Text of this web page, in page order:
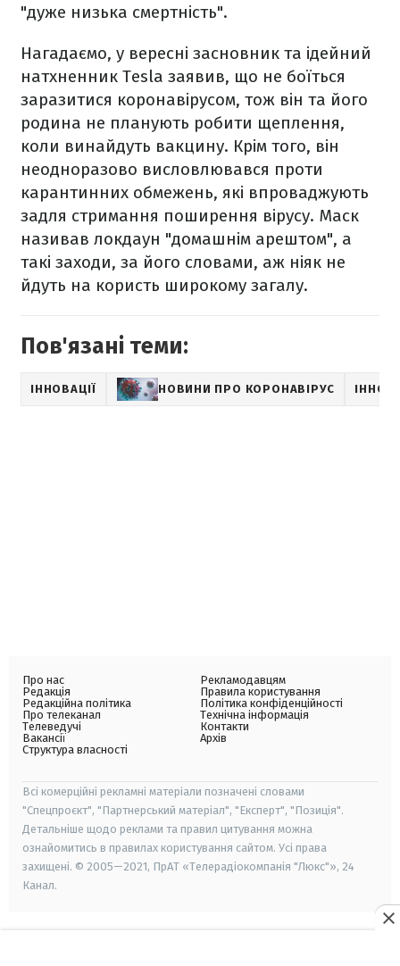
"дуже низька смертність".
Нагадаємо, у вересні засновник та ідейний
натхненник Тesla заявив, що не боїться
заразитися коронавірусом, тож він та його
родина не планують робити щеплення,
коли винайдуть вакцину. Крім того, він
неодноразово висловлювався проти
карантинних обмежень, які впроваджують
задля стримання поширення вірусу. Маск
називав локдаун "домашнім арештом", а
такі заходи, за його словами, аж ніяк не
йдуть на користь широкому загалу.
Пов'язані теми:
ІННОВАЦІЇ НОВИНИ ПРО КОРОНАВІРУС
Про нас
Редакція
Редакційна політика
Про телеканал
Телеведучі
Вакансії
Структура власності
Рекламодавцям
Правила користування
Політика конфіденційності
Технічна інформація
Контакти
Архів
Всі комерційні рекламні матеріали позначені словами
"Спецпроєкт", "Партнерський матеріал", "Експерт", "Позиція".
Детальніше щодо реклами та правил цитування можна
ознайомитись в правилах користування сайтом. Усі права
захищені. © 2005—2021, ПрАТ «Телерадіокомпанія "Люкс"», 24
Канал.